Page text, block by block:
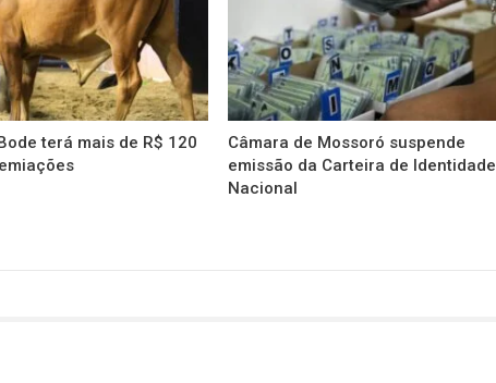
terá mais de R$ 120
Câmara de Mossoró suspende
emissão da Carteira de Identidade
Nacional